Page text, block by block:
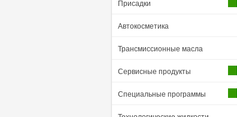
Присадки
Автокосметика
Трансмиссионные масла
Сервисные продукты
Специальные программы